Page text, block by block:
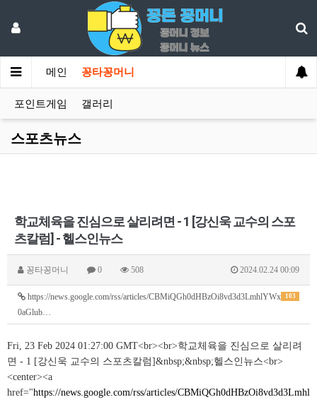
메인 꽁타꽁머니
포인트게임 갤러리
스포츠뉴스
학교체육을 진심으로 살리려면 - 1 [강신욱 교수의 스포
츠칼럼] - 헬스인뉴스
꽁타꽁머니 0 508 2024.02.24 00:09
103
https://news.google.com/rss/articles/CBMiQGh0dHBzOi8vd3d3LmhlYWx
0aGlub…
Fri, 23 Feb 2024 01:27:00 GMT<br><br>학교체육을 진심으로 살리려
면 - 1 [강신욱 교수의 스포츠칼럼]&nbsp;&nbsp;헬스인뉴스<br>
<center><a
href="https://news.google.com/rss/articles/